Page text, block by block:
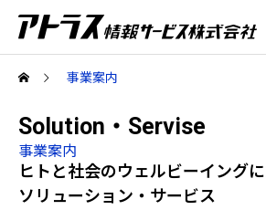
事業案内
Solution・Servise
事業案内
ヒトと社会のウェルビーイング
ソリューション・サービス